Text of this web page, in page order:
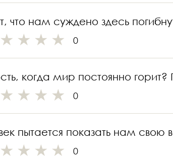
что нам суждено здесь
0
когда мир постоянно
0
пытается показать нам
0